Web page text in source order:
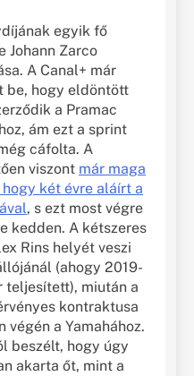
egyik fő
Johann Zarco
A Canal+ már
be, hogy eldöntött
a Pramac
ám ezt a sprint
cáfolta. A
viszont már maga
két évre aláírt a
, s ezt most végre
kedden. A kétszeres
Rins helyét veszi
(ahogy 2019-
teljesített), miután a
kontraktusa
végén a Yamahához.
beszélt, hogy úgy
akarta őt, mint a